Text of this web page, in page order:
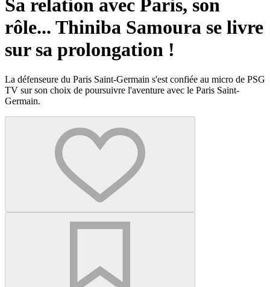
Sa relation avec Paris, son
rôle... Thiniba Samoura se livre
sur sa prolongation !
La défenseure du Paris Saint-Germain s'est confiée au micro de PSG
TV sur son choix de poursuivre l'aventure avec le Paris Saint-
Germain.